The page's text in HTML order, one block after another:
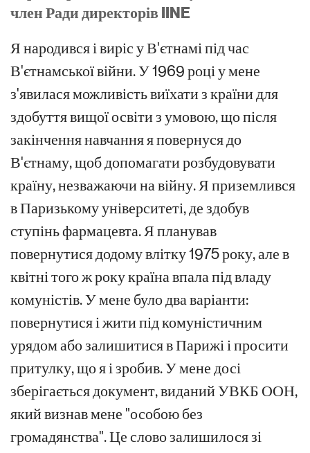
член Ради директорів IINE
Я народився і виріс у В'єтнамі під час
В'єтнамської війни. У 1969 році у мене
з'явилася можливість виїхати з країни для
здобуття вищої освіти з умовою, що після
закінчення навчання я повернуся до
В'єтнаму, щоб допомагати розбудовувати
країну, незважаючи на війну. Я приземлився
в Паризькому університеті, де здобув
ступінь фармацевта. Я планував
повернутися додому влітку 1975 року, але в
квітні того ж року країна впала під владу
комуністів. У мене було два варіанти:
повернутися і жити під комуністичним
урядом або залишитися в Парижі і просити
притулку, що я і зробив. У мене досі
зберігається документ, виданий УВКБ ООН,
який визнав мене "особою без
громадянства". Це слово залишилося зі